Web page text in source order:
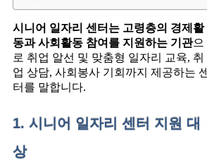
시니어 일자리 센터는 고령층의 경제활
동과 사회활동 참여를 지원하는 기관으
로 취업 알선 및 맞춤형 일자리 교육, 취
업 상담, 사회봉사 기회까지 제공하는 센
터를 말합니다.
1. 시니어 일자리 센터 지원 대
상